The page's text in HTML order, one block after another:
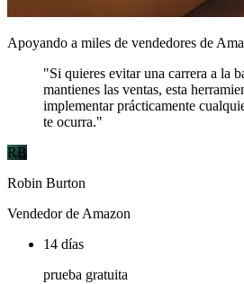
Apoyando a miles de vendedores de
"Si quieres evitar una carrera a la
mantienes las ventas, esta
implementar prácticamente
te ocurra."
RB
Robin Burton
Vendedor de Amazon
14 días
prueba gratuita